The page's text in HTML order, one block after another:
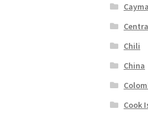
Chili
China
Cook